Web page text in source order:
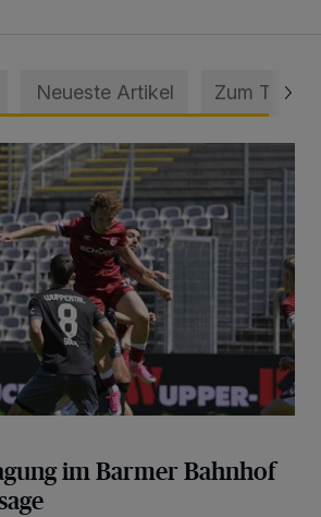
Neueste Artikel Zum Thema
im Barmer Bahnhof und klare Ansage
im Barmer Bahnhof